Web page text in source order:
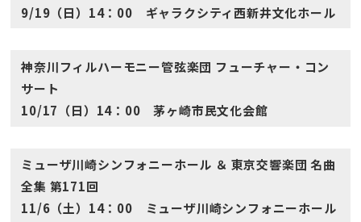
9/19（日）14：00 ギャラクシティ西新井文化ホール
神奈川フィルハーモニー管弦楽団 フューチャー・コン
サート
10/17（日）14：00 茅ヶ崎市民文化会館
ミューザ川崎シンフォニーホール ＆ 東京交響楽団 名曲
全集 第171回
11/6（土）14：00 ミューザ川崎シンフォニーホール